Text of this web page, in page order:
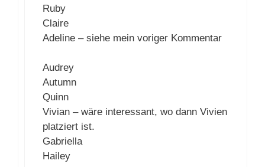
Ruby
Claire
Adeline – siehe mein voriger Kommentar
Audrey
Autumn
Quinn
Vivian – wäre interessant, wo dann Vivien
platziert ist.
Gabriella
Hailey